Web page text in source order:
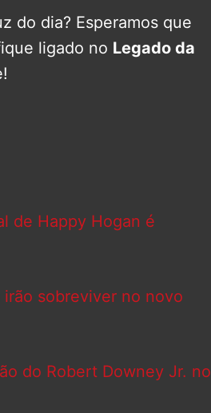
do dia? Esperamos que
ligado no Legado da
de Happy Hogan é
sobreviver no novo
do Robert Downey Jr. no